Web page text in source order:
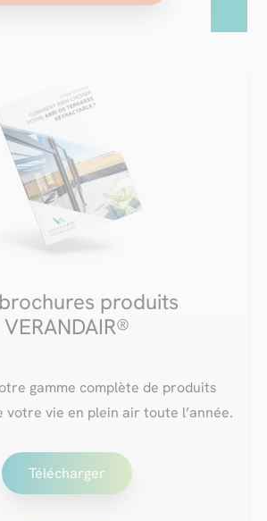
produits
VERANDAIR®
gamme complète de produits
vie en plein air toute l’année.
Télécharger